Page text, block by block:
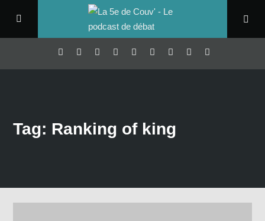
Tag: Ranking of king